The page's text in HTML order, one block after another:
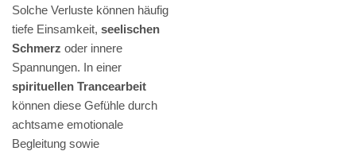
Solche Verluste können häufig
tiefe Einsamkeit, seelischen
Schmerz oder innere
Spannungen. In einer
spirituellen Trancearbeit
können diese Gefühle durch
achtsame emotionale
Begleitung sowie